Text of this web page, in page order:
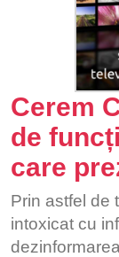
Cerem
de
care
Prin astfel de
intoxicat cu